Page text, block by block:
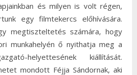
és milyen is volt régen,
egy filmtekercs előhívására.
megtiszteltetés számára, hogy
munkahelyén ő nyithatja meg a
helyettesének kiállítását.
mondott Féjja Sándornak, aki